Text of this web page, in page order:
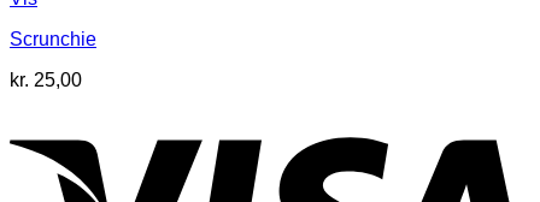
Scrunchie
kr. 25,00